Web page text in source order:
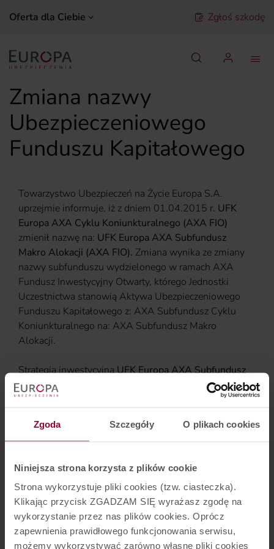
Zgoda Szczegóły O plikach cookies
Niniejsza strona korzysta z plików cookie
Strona wykorzystuje pliki cookies (tzw. ciasteczka).
Klikając przycisk ZGADZAM SIĘ wyrażasz zgodę na
wykorzystanie przez nas plików cookies. Oprócz
zapewnienia prawidłowego funkcjonowania serwisu,
możemy wykorzystywać zarówno własne pliki cookies
Oferta dla Ciebie Zgłoś szkodę
Zmiana nazwy
Ubezpieczeniowego
Funduszu Kapitałowego
Towarzystwo Ubezpieczeń na Życie Europa S.A.
uprzejmie informuje, iż z dniem 01.04.2015 r. UFK
Europa AXA Cyklu Koniunkturalnego (AXA FIO)
zmienił nazwę na: UFK Europa AXA Subfundusz
Makro Alokacji (AXA FIO). Zmiana wynika ze zmiany
nazwy subfunduszu wydzielonego w ramach AXA
Fundusz Inwestycyjny Otwarty, którego Jednostki
Uczestnictwa stanowią Aktywa Ubezpieczeniowego
Funduszu Kapitałowego z: AXA Subfundusz Cyklu
Koniunkturalnego na: AXA Subfundusz Makro
Alokacji.
Strategia inwestycyjnaUFK Europa AXA Subfundusz
Makro Alokacji (AXA FIO)
jest tożsama z polityką
inwestycyjną subfunduszu AXA Subfundusz Makro
Szczegółowe informacje o AXA Subfundusz Makro
inwestycyjnej, kryteriów doboru aktywów oraz zasad
ich dywersyfikacji i innych ograniczeń inwestycyjnych,
zawiera obowiązującyprospekt informacyjny AXA
Fundusz Inwestycyjny Otwartya takżekarta
subfunduszuorazkluczowe informacje dla Inwestorów